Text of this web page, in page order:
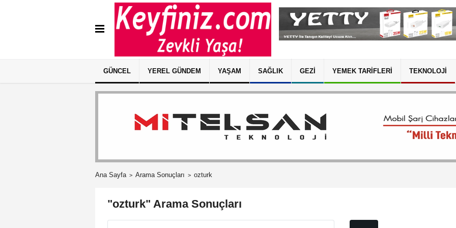
GÜNCEL YEREL GÜNDEM YAŞAM SAĞLIK GEZI YEMEK TARIFLERI TEKNOLOJI
Ana Sayfa Arama Sonuçları ozturk
"ozturk" Arama Sonuçları